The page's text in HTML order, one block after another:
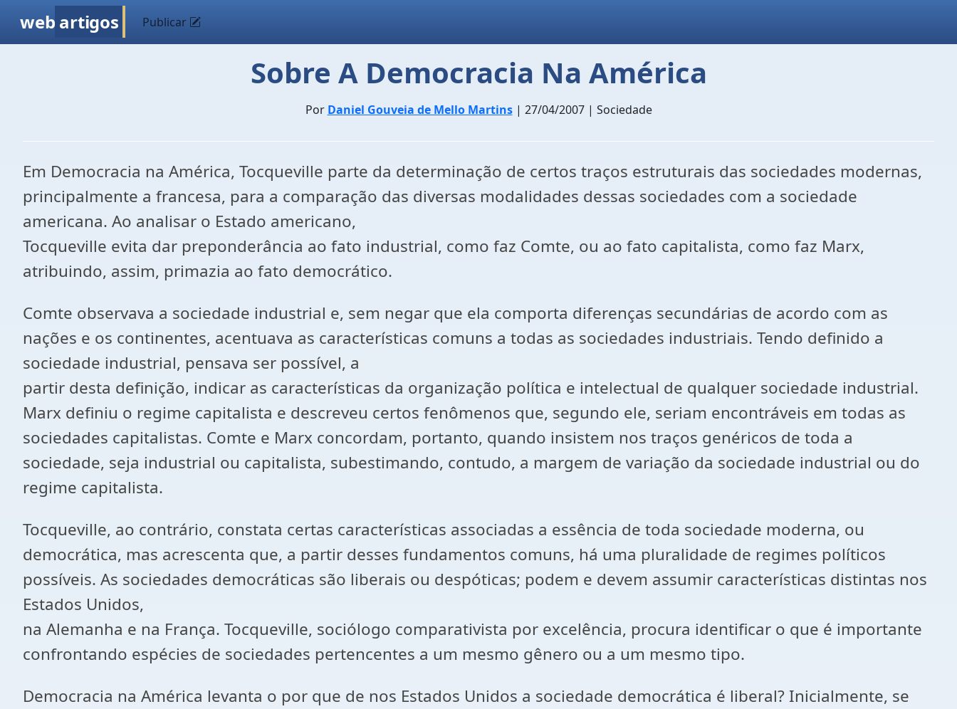
web artigos Publicar
Sobre A Democracia Na América
Por Daniel Gouveia de Mello Martins| 27/04/2007 | Sociedade
Em Democracia na América, Tocqueville parte da determinação de certos traços estruturais das sociedades modernas,
principalmente a francesa, para a comparação das diversas modalidades dessas sociedades com a sociedade
americana. Ao analisar o Estado americano,
Tocqueville evita dar preponderância ao fato industrial, como faz Comte, ou ao fato capitalista, como faz Marx,
atribuindo, assim, primazia ao fato democrático.
Comte observava a sociedade industrial e, sem negar que ela comporta diferenças secundárias de acordo com as
nações e os continentes, acentuava as características comuns a todas as sociedades industriais. Tendo definido a
sociedade industrial, pensava ser possível, a
partir desta definição, indicar as características da organização política e intelectual de qualquer sociedade industrial.
Marx definiu o regime capitalista e descreveu certos fenômenos que, segundo ele, seriam encontráveis em todas as
sociedades capitalistas. Comte e Marx concordam, portanto, quando insistem nos traços genéricos de toda a
sociedade, seja industrial ou capitalista, subestimando, contudo, a margem de variação da sociedade industrial ou do
regime capitalista.
Tocqueville, ao contrário, constata certas características associadas a essência de toda sociedade moderna, ou
democrática, mas acrescenta que, a partir desses fundamentos comuns, há uma pluralidade de regimes políticos
possíveis. As sociedades democráticas são liberais ou despóticas; podem e devem assumir características distintas nos
Estados Unidos,
na Alemanha e na França. Tocqueville, sociólogo comparativista por excelência, procura identificar o que é importante
confrontando espécies de sociedades pertencentes a um mesmo gênero ou a um mesmo tipo.
Democracia na América levanta o por que de nos Estados Unidos a sociedade democrática é liberal? Inicialmente, se